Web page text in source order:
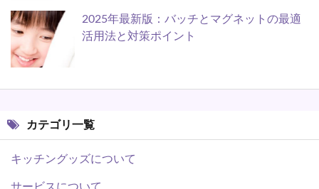
2025年最新版：バッチとマグネットの最適
活用法と対策ポイント
カテゴリ一覧
キッチングッズについて